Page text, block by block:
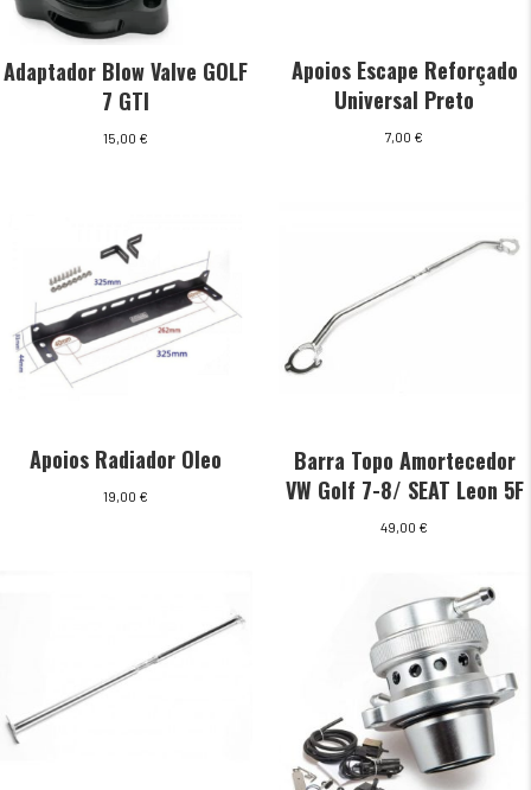
Adaptador Blow Valve GOLF
7 GTI
15,00 €
Apoios Escape Reforçado
Universal Preto
7,00 €
Apoios Radiador Oleo
19,00 €
Barra Topo Amortecedor
VW Golf 7-8/ SEAT Leon 5F
49,00 €